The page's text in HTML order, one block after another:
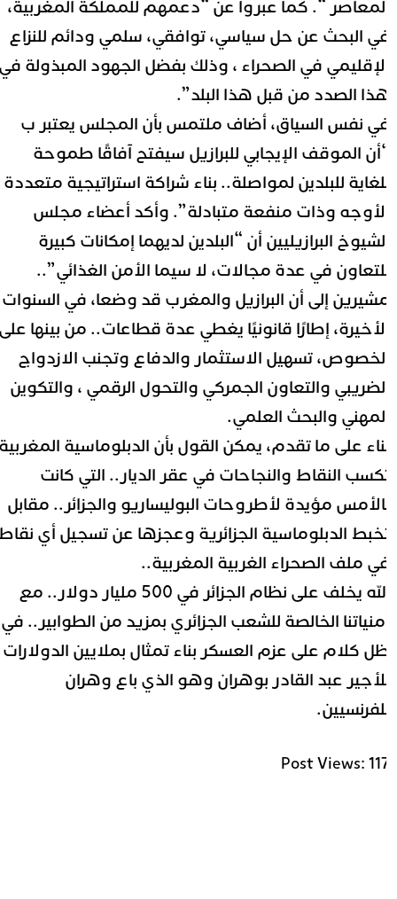
“. كما عبروا عن “دعمهم للمملكة المغربية،
البحث عن حل سياسي، توافقي، سلمي ودائم للنزاع
في الصحراء ، وذلك بفضل الجهود المبذولة في
الصدد من قبل هذا البلد”.
نفس السياق، أضاف ملتمس بأن المجلس يعتبر ب
الموقف الإيجابي للبرازيل سيفتح آفاقًا طموحة
للبلدين لمواصلة.. بناء شراكة استراتيجية متعددة
وذات منفعة متبادلة”.وأكد أعضاء مجلس
البرازيليين أن “البلدين لديهما إمكانات كبيرة
في عدة مجالات، لا سيما الأمن الغذائي”..
إلى أن البرازيل والمغرب قد وضعا، في السنوات
إطارًا قانونيًا يغطي عدة قطاعات.. من بينها على
تسهيل الاستثمار والدفاع وتجنب الازدواج
والتعاون الجمركي والتحول الرقمي ، والتكوين
والبحث العلمي.
على ما تقدم، يمكن القول بأن الدبلوماسية المغربية
النقاط والنجاحات في عقر الديار.. التي كانت
مؤيدة لأطروحات البوليساريو والجزائر.. مقابل
الدبلوماسية الجزائرية وعجزها عن تسجيل أي نقاط
ملف الصحراء الغربية المغربية..
يخلف على نظام الجزائر في 500 مليار دولار..
مع
الخالصة للشعب الجزائري بمزيد من الطوابير.. في
كلام على عزم العسكر بناء تمثال بملايين الدولارات
عبد القادر بوهران وهو الذي باع وهران
Post Views: